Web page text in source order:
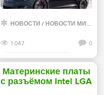
НОВОСТИ / НОВОСТИ МИРА ИНТЕРНЕТ
1 047 0
Смотреть дальше
Материнские платы
с разъёмом Intel LGA